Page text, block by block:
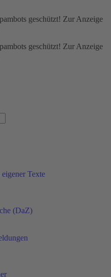
geschützt! Zur Anzeige
geschützt! Zur Anzeige
Texte
(DaZ)